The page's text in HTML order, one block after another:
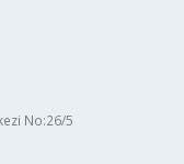
No:26/5